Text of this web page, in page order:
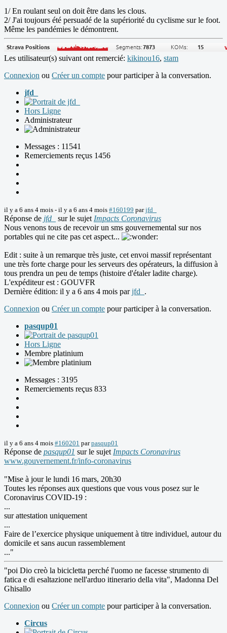
1/ En roulant seul on doit être dans les clous.
2/ J'ai toujours été persuadé de la supériorité du cyclisme sur le foot.
Même les pandémies le démontrent.
Les utilisateur(s) suivant ont remercié: kikinou16, stam
Connexion ou Créer un compte pour participer à la conversation.
jfd_
Hors Ligne
Administrateur
Messages : 11541
Remerciements reçus 1456
il y a 6 ans 4 mois - il y a 6 ans 4 mois #160199 parjfd_
Réponse de jfd_ sur le sujet Impacts Coronavirus
Nous venons tous de recevoir un sms gouvernemental sur nos
portables qui ne cite pas cet aspect...
Edit : suite à un remarque très juste, cet envoi massif représentant
une très forte charge pour les serveurs des opérateurs, la diffusion à
tous prendra un peu de temps (histoire d'étaler ladite charge).
L'expéditeur est : GOUVFR
Dernière édition: il y a 6 ans 4 mois parjfd_ .
Connexion ou Créer un compte pour participer à la conversation.
pasqup01
Hors Ligne
Membre platinium
Messages : 3195
Remerciements reçus 833
il y a 6 ans 4 mois #160201 parpasqup01
Réponse de pasqup01 sur le sujet Impacts Coronavirus
www.gouvernement.fr/info-coronavirus
"Mise à jour le lundi 16 mars, 20h30
Toutes les réponses aux questions que vous vous posez sur le
Coronavirus COVID-19 :
...
sur attestation uniquement
...
Faire de l’exercice physique uniquement à titre individuel, autour du
domicile et sans aucun rassemblement
..."
"poi Dio creò la bicicletta perché l'uomo ne facesse strumento di
fatica e di esaltazione nell'arduo itinerario della vita", Madonna Del
Ghisallo
Connexion ou Créer un compte pour participer à la conversation.
Circus